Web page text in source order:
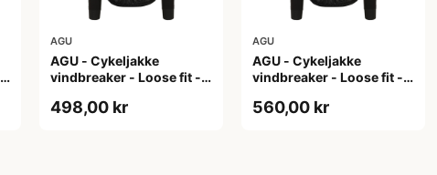
AGU
AGU - Cykeljakke
vindbreaker - Loose fit -
498,00 kr
AGU
AGU - Cykeljakke
vindbreaker - Loose fit -
560,00 kr